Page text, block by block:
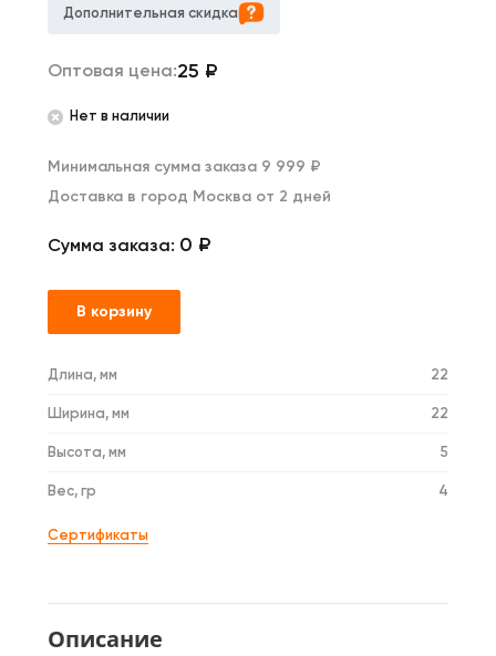
Дополнительная скидка
Оптовая цена:25 ₽
Нет в наличии
Минимальная сумма заказа 9 999 ₽
Доставка в город Москва от 2 дней
Сумма заказа: 0 ₽
В корзину
Длина, мм 22
Ширина, мм 22
Высота, мм 5
Вес, гр 4
Сертификаты
Описание